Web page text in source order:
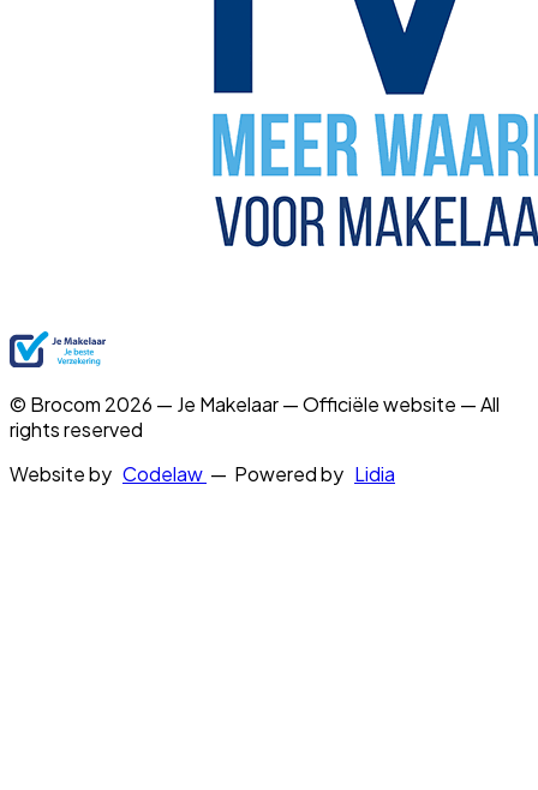
© Brocom 2026 — Je Makelaar — Officiële website — All
rights reserved
Website by Codelaw — Powered by Lidia